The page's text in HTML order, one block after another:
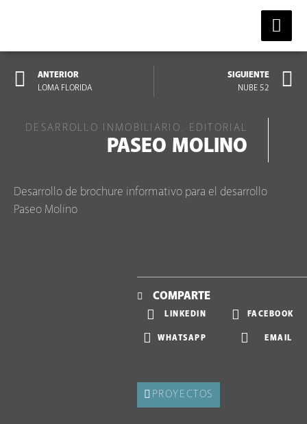
ANTERIOR
LOMA FLORIDA
SIGUIENTE
NUBE 52
DESARROLLO INMOBILIARIO, EDITORIAL
PASEO MOLINO
Desarrollo de brochure informativo para el desarrollo
Paseo Molino
COMPARTE
LINKEDIN FACEBOOK
WHATSAPP EMAIL
PROYECTOS